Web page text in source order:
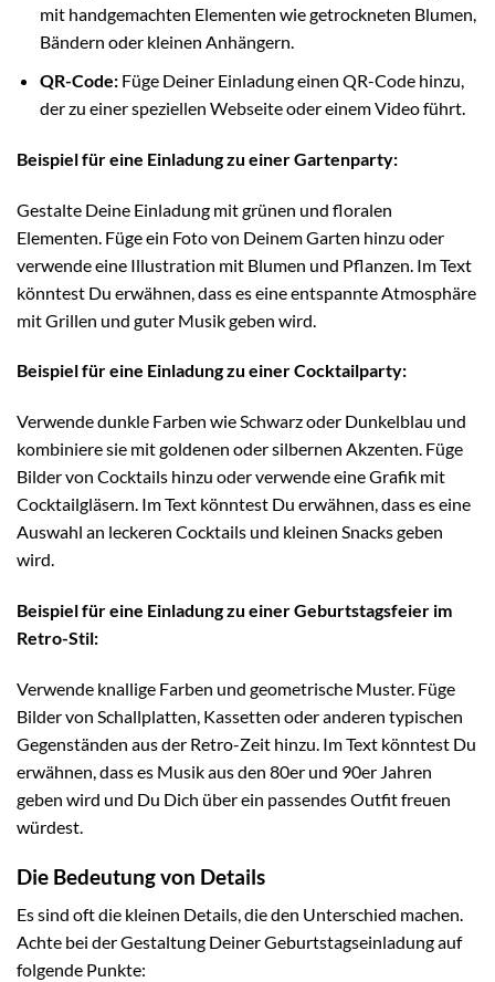
mit handgemachten Elementen wie getrockneten Blumen,
Bändern oder kleinen Anhängern.
QR-Code:Füge Deiner Einladung einen QR-Code hinzu,
der zu einer speziellen Webseite oder einem Video führt.
Beispiel für eine Einladung zu einer Gartenparty:
Gestalte Deine Einladung mit grünen und floralen
Elementen. Füge ein Foto von Deinem Garten hinzu oder
verwende eine Illustration mit Blumen und Pflanzen. Im Text
könntest Du erwähnen, dass es eine entspannte Atmosphäre
mit Grillen und guter Musik geben wird.
Beispiel für eine Einladung zu einer Cocktailparty:
Verwende dunkle Farben wie Schwarz oder Dunkelblau und
kombiniere sie mit goldenen oder silbernen Akzenten. Füge
Bilder von Cocktails hinzu oder verwende eine Grafik mit
Cocktailgläsern. Im Text könntest Du erwähnen, dass es eine
Auswahl an leckeren Cocktails und kleinen Snacks geben
wird.
Beispiel für eine Einladung zu einer Geburtstagsfeier im
Retro-Stil:
Verwende knallige Farben und geometrische Muster. Füge
Bilder von Schallplatten, Kassetten oder anderen typischen
Gegenständen aus der Retro-Zeit hinzu. Im Text könntest Du
erwähnen, dass es Musik aus den 80er und 90er Jahren
geben wird und Du Dich über ein passendes Outfit freuen
würdest.
Die Bedeutung von Details
Es sind oft die kleinen Details, die den Unterschied machen.
Achte bei der Gestaltung Deiner Geburtstagseinladung auf
folgende Punkte: